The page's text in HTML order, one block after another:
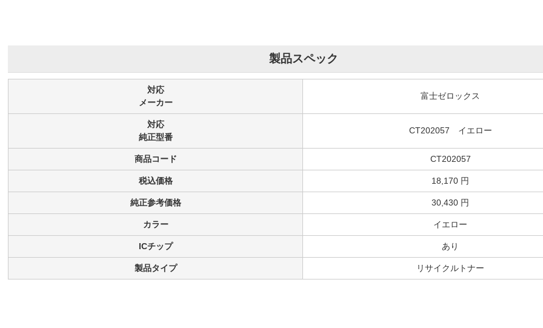
製品スペック
対応
メーカー
富士ゼロックス
対応
純正型番
CT202057 イエロー
商品コード CT202057
税込価格 18,170 円
純正参考価格 30,430 円
カラー イエロー
ICチップ あり
製品タイプ リサイクルトナー